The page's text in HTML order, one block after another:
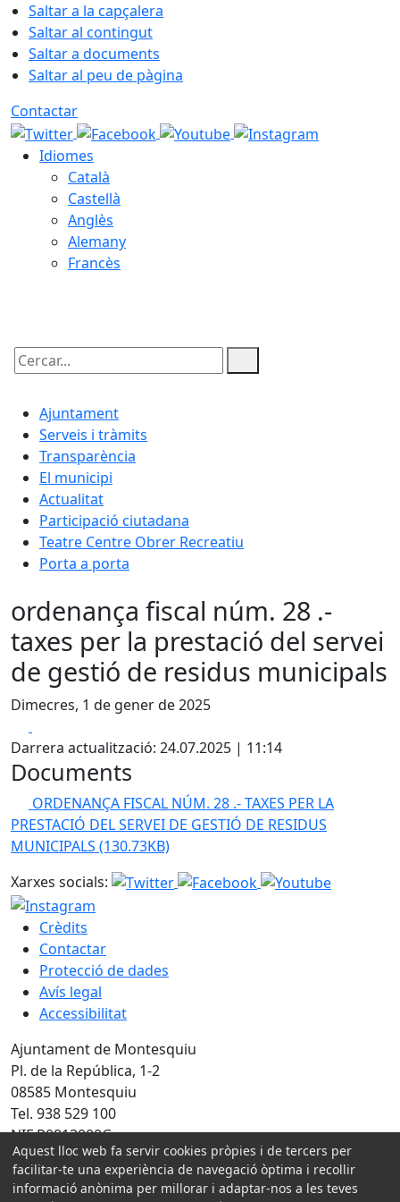
Saltar a la capçalera
Saltar al contingut
Saltar a documents
Saltar al peu de pàgina
Contactar
Idiomes
Català
Castellà
Anglès
Alemany
Francès
Cercar:
Ajuntament
Serveis i tràmits
Transparència
El municipi
Actualitat
Participació ciutadana
Teatre Centre Obrer Recreatiu
Porta a porta
ordenança fiscal núm. 28 .-
taxes per la prestació del servei
de gestió de residus municipals
Dimecres, 1 de gener de 2025
Darrera actualització: 24.07.2025 | 11:14
Documents
ORDENANÇA FISCAL NÚM. 28 .- TAXES PER LA
PRESTACIÓ DEL SERVEI DE GESTIÓ DE RESIDUS
MUNICIPALS (130.73KB)
Xarxes socials:
Crèdits
Contactar
Protecció de dades
Avís legal
Accessibilitat
Ajuntament de Montesquiu
Pl. de la República, 1-2
08585 Montesquiu
Tel. 938 529 100
NIF P0813000G
Amb la col·laboració de:
Aquest lloc web fa servir cookies pròpies i de tercers per
facilitar-te una experiència de navegació òptima i recollir
informació anònima per millorar i adaptar-nos a les teves